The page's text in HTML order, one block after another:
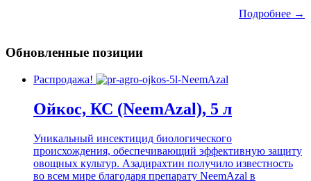
Подробнее →
Обновленные позиции
Распродажа!
Ойкос, КС (NeemAzal), 5 л
Уникальный инсектицид биологического
происхождения, обеспечивающий эффективную защиту
овощных культур. Азадирахтин получило известность
во всем мире благодаря препарату NeemAzal в